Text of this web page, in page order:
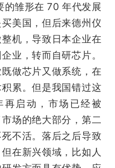
的雏形在 70 年代发展
美国，但后来德州仪
机，导致日本企业在
业，转而自研芯片。
做芯片又做系统，在
累。但是我国错过这
启动，市场已经被
场的绝大部分，第二
不活。落后之后导致
在新兴领域，比如人